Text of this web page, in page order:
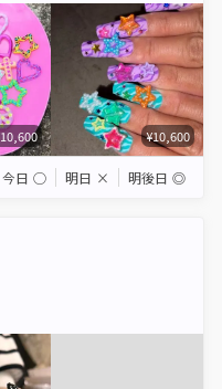
¥10,600
今日 ◯ 明日 × 明後日 ◎